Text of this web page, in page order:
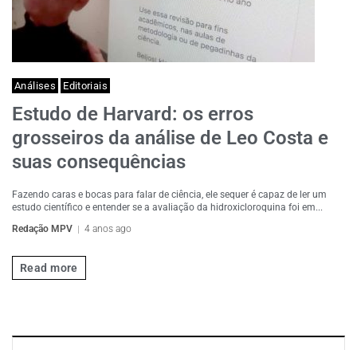
Análises Editoriais
Estudo de Harvard: os erros
grosseiros da análise de Leo Costa e
suas consequências
Fazendo caras e bocas para falar de ciência, ele sequer é capaz de ler um
estudo científico e entender se a avaliação da hidroxicloroquina foi em...
Redação MPV
4 anos ago
Read more